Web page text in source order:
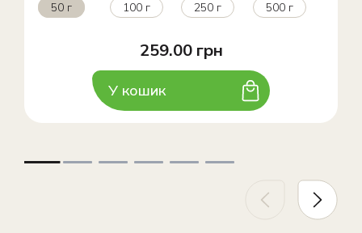
50 г 100 г 250 г 500 г
259.00 грн
У кошик